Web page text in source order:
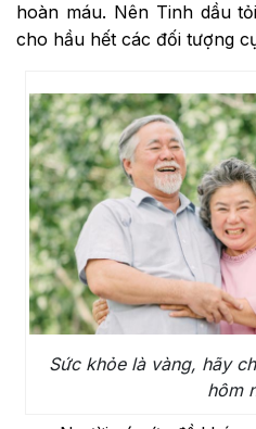
hoàn máu. Nên Tinh dầu
cho hầu hết các đối tượng
Sức khỏe là vàng, hãy
hôm